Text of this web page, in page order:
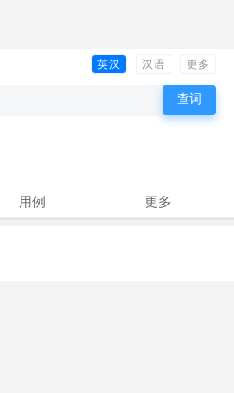
英汉 汉语 更多
用例 更多